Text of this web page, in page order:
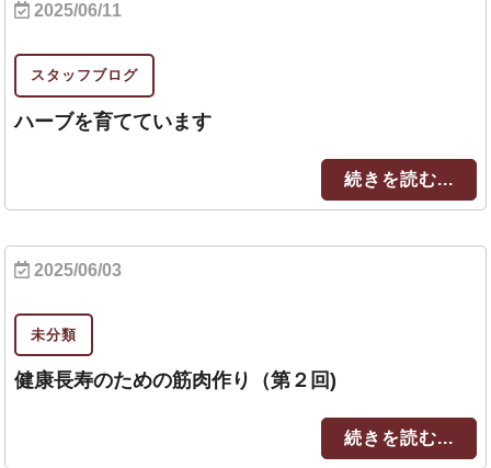
2025/06/11
スタッフブログ
ハーブを育てています
続きを読む...
2025/06/03
未分類
健康長寿のための筋肉作り（第２回)
続きを読む...